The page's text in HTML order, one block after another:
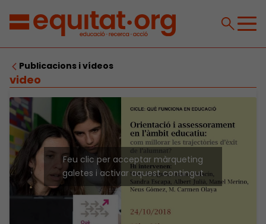
Publicacions i vídeos
video
Feu clic per acceptar màrqueting
galetes i activar aquest contingut